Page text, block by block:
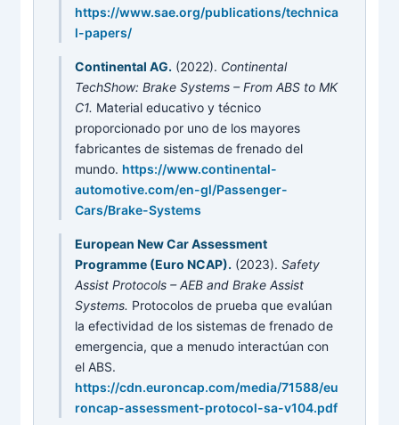
https://www.sae.org/publications/technica
l-papers/
Continental AG. (2022). Continental
TechShow: Brake Systems – From ABS to MK
C1. Material educativo y técnico
proporcionado por uno de los mayores
fabricantes de sistemas de frenado del
mundo. https://www.continental-
automotive.com/en-gl/Passenger-
Cars/Brake-Systems
European New Car Assessment
Programme (Euro NCAP). (2023).Safety
Assist Protocols – AEB and Brake Assist
Systems. Protocolos de prueba que evalúan
la efectividad de los sistemas de frenado de
emergencia, que a menudo interactúan con
el ABS.
https://cdn.euroncap.com/media/71588/eu
roncap-assessment-protocol-sa-v104.pdf